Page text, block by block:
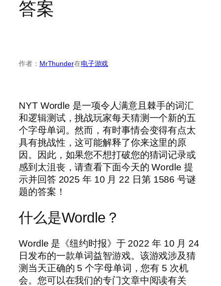
答案
作者： MrThunder在电子游戏
NYT Wordle 是一项令人满意且棘手的词汇
和逻辑测试，挑战玩家每天猜测一个新的五
个字母单词。然而，有时事情会变得有点太
具有挑战性，这可能解释了你来这里的原
因。因此，如果您不想打破您的猜词记录或
感到太沮丧，请查看下面今天的 Wordle 提
示并回答 2025 年 10 月 22 日第 1586 号谜
题的答案！
什么是Wordle？
Wordle 是《纽约时报》于 2022 年 10 月 24
日发布的一款单词益智游戏。该游戏涉及猜
测当天正确的 5 个字母单词，您有 5 次机
会。您可以在我们的专门文章中阅读有关